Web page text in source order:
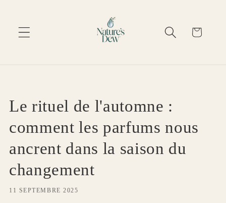
Panier
Le rituel de l'automne :
comment les parfums nous
ancrent dans la saison du
changement
11 SEPTEMBRE 2025